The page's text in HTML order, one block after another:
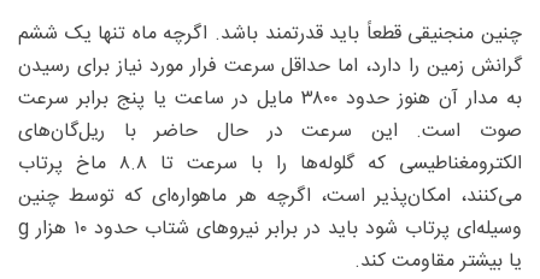
چنین منجنیقی قطعاً باید قدرتمند باشد. اگرچه ماه تنها یک ششم
گرانش زمین را دارد، اما حداقل سرعت فرار مورد نیاز برای رسیدن
به مدار آن هنوز حدود ۳۸۰۰ مایل در ساعت یا پنج برابر سرعت
صوت است. این سرعت در حال حاضر با ریل‌گان‌های
الکترومغناطیسی که گلوله‌ها را با سرعت تا ۸.۸ ماخ پرتاب
می‌کنند، امکان‌پذیر است، اگرچه هر ماهواره‌ای که توسط چنین
وسیله‌ای پرتاب شود باید در برابر نیروهای شتاب حدود ۱۰ هزار g
یا بیشتر مقاومت کند.